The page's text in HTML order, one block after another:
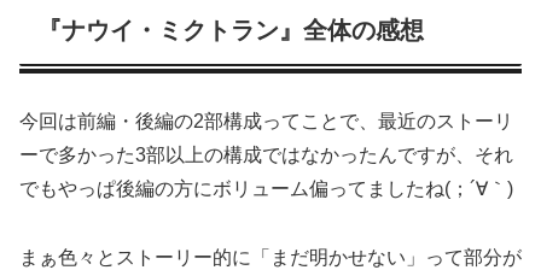
『ナウイ・ミクトラン』全体の感想
今回は前編・後編の2部構成ってことで、最近のストーリ
ーで多かった3部以上の構成ではなかったんですが、それ
でもやっぱ後編の方にボリューム偏ってましたね(；´∀｀)
まぁ色々とストーリー的に「まだ明かせない」って部分が